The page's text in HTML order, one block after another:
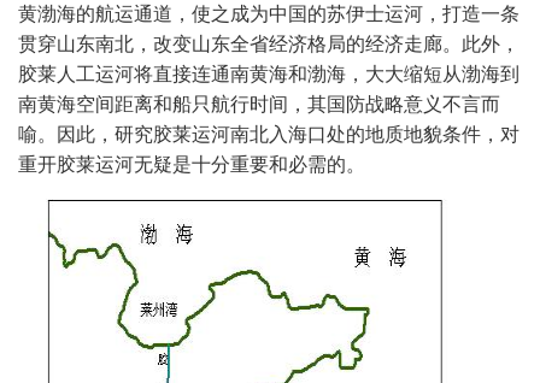
黄渤海的航运通道，使之成为中国的苏伊士运河，打造一条
贯穿山东南北，改变山东全省经济格局的经济走廊。此外，
胶莱人工运河将直接连通南黄海和渤海，大大缩短从渤海到
南黄海空间距离和船只航行时间，其国防战略意义不言而
喻。因此，研究胶莱运河南北入海口处的地质地貌条件，对
重开胶莱运河无疑是十分重要和必需的。